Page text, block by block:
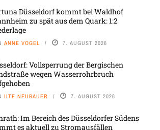
Düsseldorf kommt bei Waldhof
zu spät aus dem Quark: 1:2
ANNE VOGEL 7. AUGUST 2026
Vollsperrung der Bergischen
wegen Wasserrohrbruch
UTE NEUBAUER 7. AUGUST 2026
Im Bereich des Düsseldorfer Südens
es aktuell zu Stromausfällen